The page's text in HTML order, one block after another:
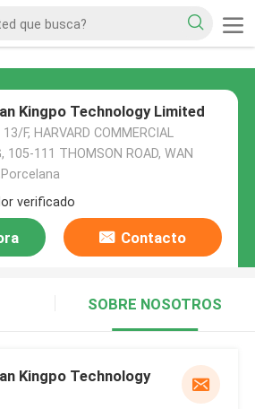
Kingpo Technology Limited
13/F, HARVARD COMMERCIAL
105-111 THOMSON ROAD, WAN
verificado
Contacto
SOBRE NOSOTROS
Kingpo Technology